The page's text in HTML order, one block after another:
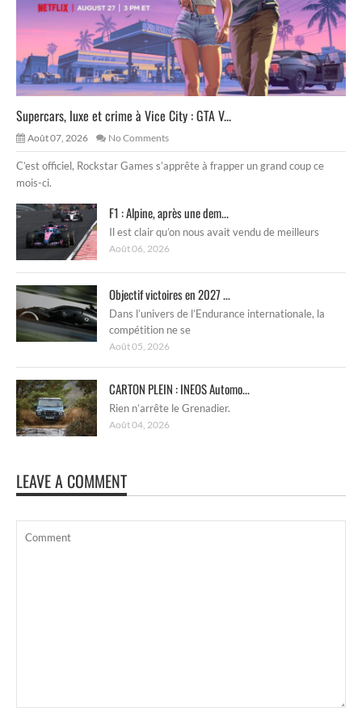
Supercars, luxe et crime à Vice City : GTA V...
Août 07, 2026 No Comments
C’est officiel, Rockstar Games s’apprête à frapper un grand coup ce
mois-ci.
F1 : Alpine, après une dem...
Il est clair qu’on nous avait vendu de meilleurs
Août 06, 2026
Objectif victoires en 2027 ...
Dans l’univers de l’Endurance internationale, la
compétition ne se
Août 05, 2026
CARTON PLEIN : INEOS Automo...
Rien n’arrête le Grenadier.
Août 04, 2026
LEAVE A COMMENT